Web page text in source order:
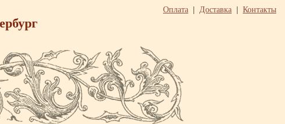
Оплата Доставка Контакты